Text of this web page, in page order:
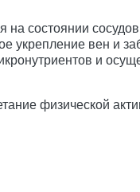
на состоянии
укрепление вен и
и
физической